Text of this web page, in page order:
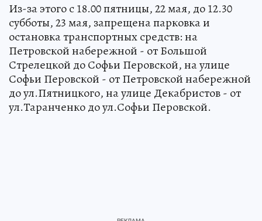
Из-за этого с 18.00 пятницы, 22 мая, до 12.30
субботы, 23 мая, запрещена парковка и
остановка транспортных средств: на
Петровской набережной - от Большой
Стрелецкой до Софьи Перовской, на улице
Софьи Перовской - от Петровской набережной
до ул.Пятницкого, на улице Декабристов - от
ул.Таранченко до ул.Софьи Перовской.